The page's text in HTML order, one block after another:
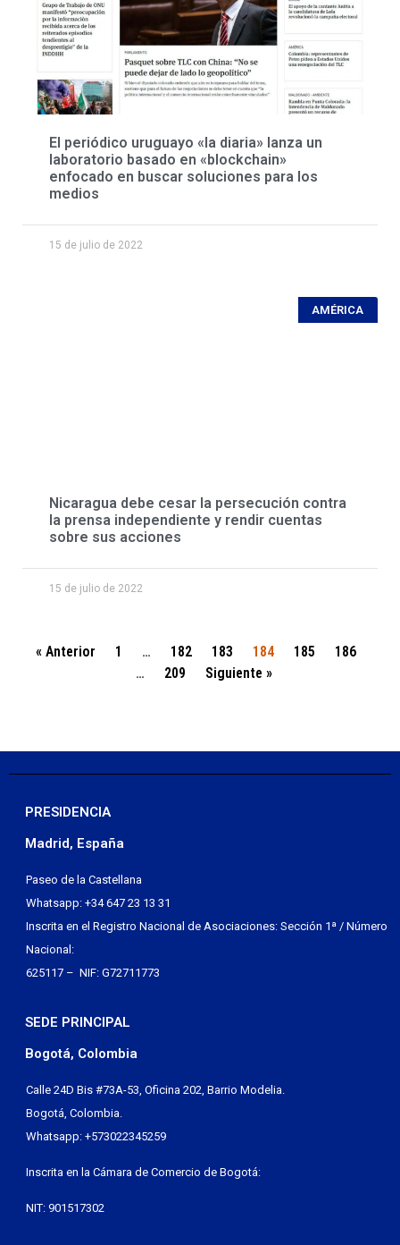
El periódico uruguayo «la diaria» lanza un
laboratorio basado en «blockchain»
enfocado en buscar soluciones para los
medios
15 de julio de 2022
AMÉRICA
Nicaragua debe cesar la persecución contra
la prensa independiente y rendir cuentas
sobre sus acciones
15 de julio de 2022
« Anterior 1 … 182 183 184 185
186
…
209 Siguiente »
PRESIDENCIA
Madrid, España
Paseo de la Castellana
Whatsapp: +34 647 23 13 31
Inscrita en el Registro Nacional de Asociaciones: Sección 1ª / Número
Nacional:
625117 – NIF: G72711773
SEDE PRINCIPAL
Bogotá, Colombia
Calle 24D Bis #73A-53, Oficina 202, Barrio Modelia.
Bogotá, Colombia.
Whatsapp: +573022345259
Inscrita en la Cámara de Comercio de Bogotá:
NIT: 901517302